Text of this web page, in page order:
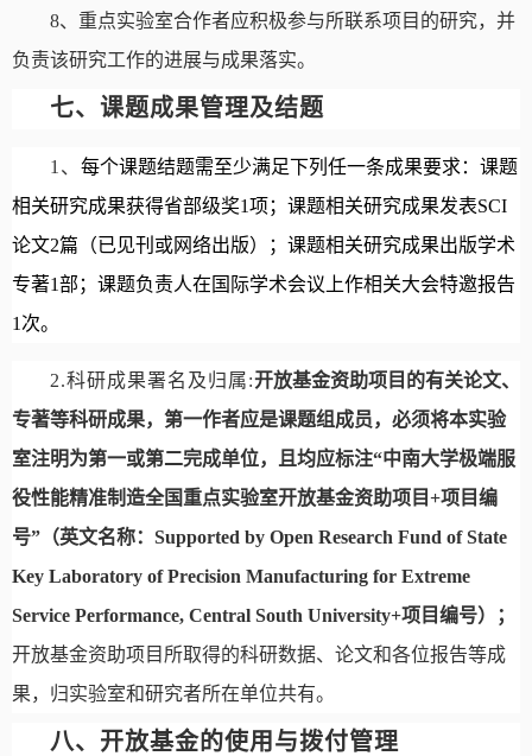
8、重点实验室合作者应积极参与所联系项目的研究，并
负责该研究工作的进展与成果落实。
七、课题成果管理及结题
1 、 每个课题结题需至少满足下列任一条成果要求：课题
相关研究成果获得省部级奖1项；课题相关研究成果发表SCI
论文2篇（已见刊或网络出版）；课题相关研究成果出版学术
专著1部；课题负责人在国际学术会议上作相关大会特邀报告
1 次。
2.科研成果署名及归属:开放基金资助项目的有关论文、
专著等科研成果， 第一作者应是课题组成员， 必须将本实验
室注明为第一或第二完成单位，且均应标注“中南大学极端服
役性能精准制造全国重点实验室开放基金资助项目+项目编
号” （英文名称： Supported by Open Research Fund of State
Key Laboratory of Precision Manufacturing for Extreme
Service Performance, Central South University+项目编号）；
开放基金资助项目所取得的科研数据、论文和各位报告等成
果，归实验室和研究者所在单位共有。
八、开放基金的使用与拨付管理